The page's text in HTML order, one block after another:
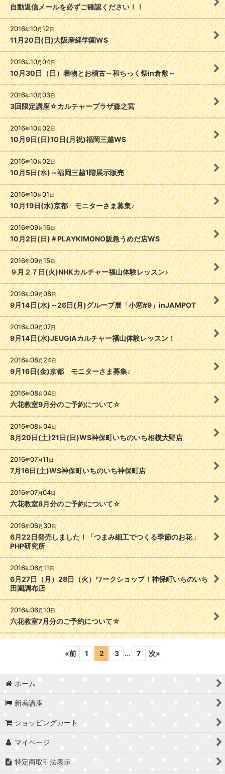
自動返信メールを必ずご確認ください！！
2016年10月12日
11月20日(日)大阪産経学園WS
2016年10月04日
10月30日（日）着物とお稽古～和ちっく祭in倉敷～
2016年10月03日
3回限定講座☆カルチャープラザ森之宮
2016年10月02日
10月9日(日)10日(月祝)福岡三越WS
2016年10月02日
10月5日(水)～福岡三越1階展示販売
2016年10月01日
10月19日(水)京都 モニターさま募集♪
2016年09月16日
10月2日(日)＃PLAYKIMONO阪急うめだ店WS
2016年09月15日
９月２７日(火)NHKカルチャー福山体験レッスン♪
2016年09月08日
9月14日(水)～26日(月)グループ展「小窓#9」inJAMPOT
2016年09月07日
9月14日(水)JEUGIAカルチャー福山体験レッスン！
2016年08月24日
9月16日(金)京都 モニターさま募集♪
2016年08月04日
六花教室9月分のご予約について☆
2016年08月04日
8月20日(土)21日(日)WS神保町いちのいち相模大野店
2016年07月11日
7月16日(土)WS神保町いちのいち神保町店
2016年07月04日
六花教室8月分のご予約について☆
2016年06月30日
6月22日発売しました！「つまみ細工でつくる季節のお花」
PHP研究所
2016年06月11日
6月27日（月）28日（火）ワークショップ！神保町いちのいち
田園調布店
2016年06月10日
六花教室7月分のご予約について☆
«前 1 2 3 ... 7 次»
ホーム
新着講座
ショッピングカート
マイページ
特定商取引法表示